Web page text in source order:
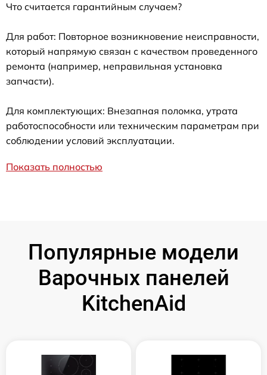
Что считается гарантийным случаем?
Для работ: Повторное возникновение неисправности,
который напрямую связан с качеством проведенного
ремонта (например, неправильная установка
запчасти).
Для комплектующих: Внезапная поломка, утрата
работоспособности или техническим параметрам при
соблюдении условий эксплуатации.
Показать полностью
Популярные модели
Варочных панелей
KitchenAid